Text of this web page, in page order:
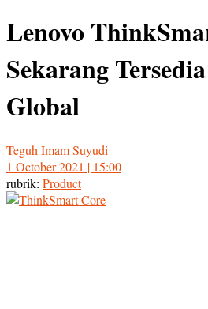
Lenovo
Sekarang
Global
Teguh Imam Suyudi
1 October 2021 | 15:00
rubrik: Product